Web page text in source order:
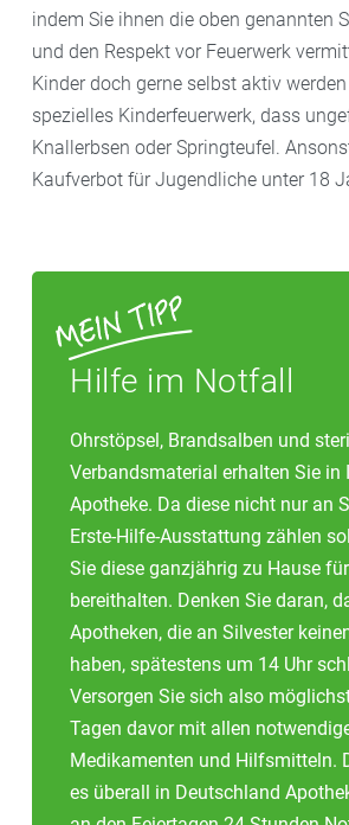
indem Sie ihnen die oben genannten
und den Respekt vor Feuerwerk
Kinder doch gerne selbst aktiv
spezielles Kinderfeuerwerk, dass
Knallerbsen oder Springteufel.
Kaufverbot für Jugendliche unter 18
Hilfe im Notfall
Ohrstöpsel, Brandsalben und
Verbandsmaterial erhalten Sie in
Apotheke. Da diese nicht nur an
Erste-Hilfe-Ausstattung zählen
Sie diese ganzjährig zu Hause
bereithalten. Denken Sie daran,
Apotheken, die an Silvester
haben, spätestens um 14 Uhr
Versorgen Sie sich also
Tagen davor mit allen
Medikamenten und Hilfsmitteln.
es überall in Deutschland